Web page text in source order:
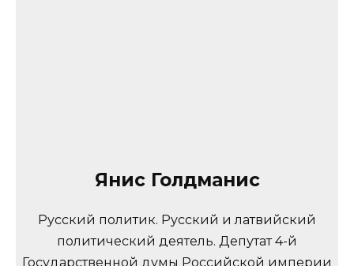
Янис Голдманис
Русский политик. Русский и латвийский
политический деятель. Депутат 4-й
Государственной думы Российской империи